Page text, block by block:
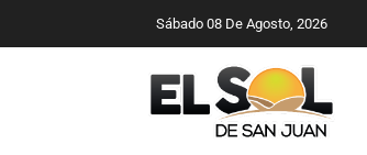
Sábado 08 De Agosto, 2026